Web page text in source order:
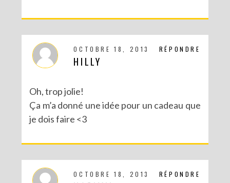
RÉPONDRE
OCTOBRE 18, 2013
HILLY
Oh, trop jolie!
Ça m’a donné une idée pour un cadeau que
je dois faire <3
RÉPONDRE
OCTOBRE 18, 2013